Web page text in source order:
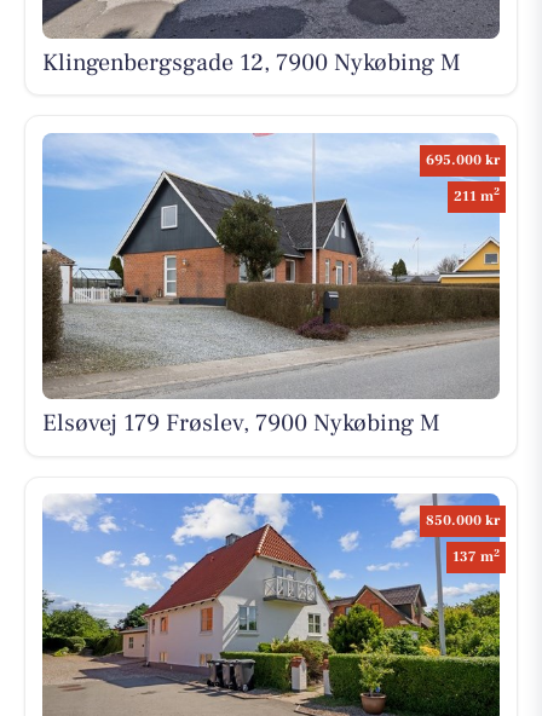
Klingenbergsgade 12, 7900 Nykøbing M
695.000 kr
211 m2
Elsøvej 179 Frøslev, 7900 Nykøbing M
850.000 kr
137 m2